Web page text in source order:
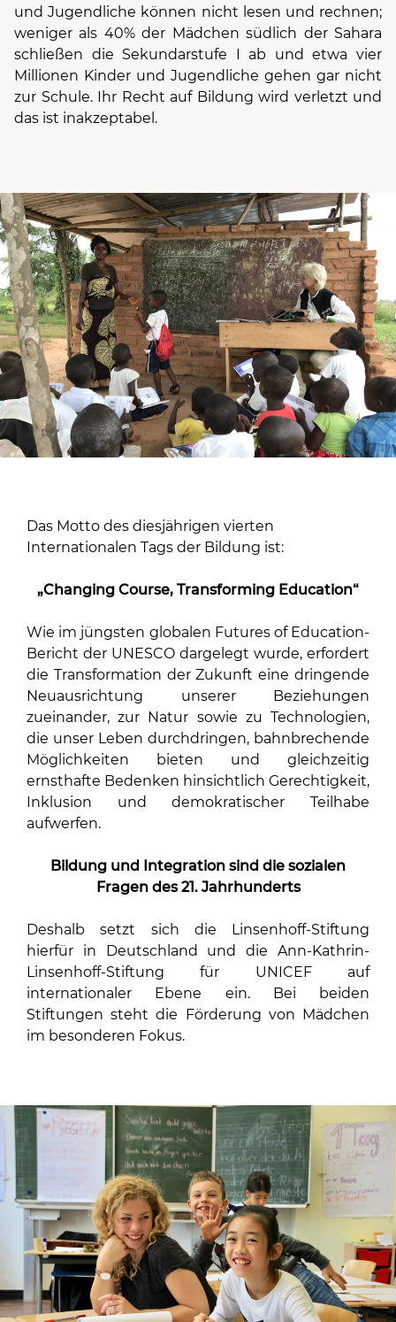
und Jugendliche können nicht lesen und rechnen;
weniger als 40% der Mädchen südlich der Sahara
schließen die Sekundarstufe I ab und etwa vier
Millionen Kinder und Jugendliche gehen gar nicht
zur Schule. Ihr Recht auf Bildung wird verletzt und
das ist inakzeptabel.
Das Motto des diesjährigen vierten
Internationalen Tags der Bildung ist:
„Changing Course, Transforming Education“
Wie im jüngsten globalen Futures of Education-
Bericht der UNESCO dargelegt wurde, erfordert
die Transformation der Zukunft eine dringende
Neuausrichtung unserer Beziehungen
zueinander, zur Natur sowie zu Technologien,
die unser Leben durchdringen, bahnbrechende
Möglichkeiten bieten und gleichzeitig
ernsthafte Bedenken hinsichtlich Gerechtigkeit,
Inklusion und demokratischer Teilhabe
aufwerfen.
Bildung und Integration sind die sozialen
Fragen des 21. Jahrhunderts
Deshalb setzt sich die Linsenhoff-Stiftung
hierfür in Deutschland und die Ann-Kathrin-
Linsenhoff-Stiftung für UNICEF auf
internationaler Ebene ein. Bei beiden
Stiftungen steht die Förderung von Mädchen
im besonderen Fokus.